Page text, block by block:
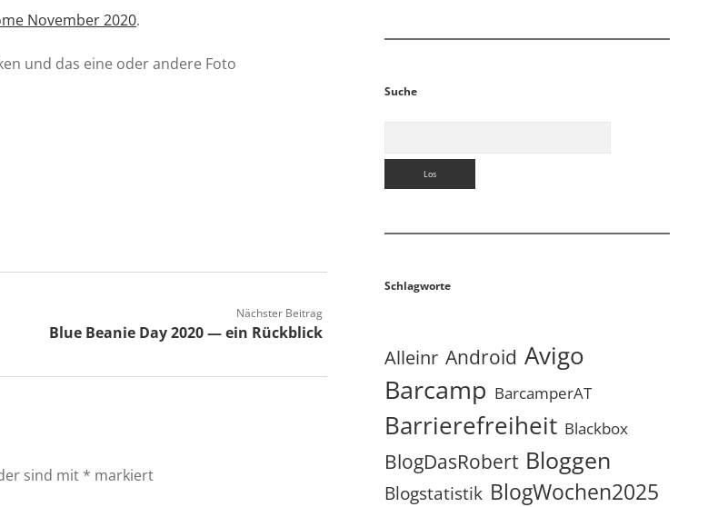
November 2020.
und das eine oder andere Foto
Nächster Beitrag
Blue Beanie Day 2020 — ein Rückblick
sind mit * markiert
Suche
Schlagworte
Alleinr Android Avigo
Barcamp BarcamperAT
Barrierefreiheit Blackbox
BlogDasRobert Bloggen
Blogstatistik BlogWochen2025